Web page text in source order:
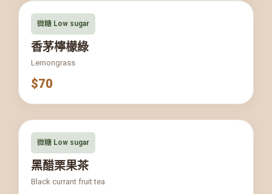
微糖 Low sugar
香茅檸檬綠
Lemongrass
$70
微糖 Low sugar
黑醋栗果茶
Black currant fruit tea